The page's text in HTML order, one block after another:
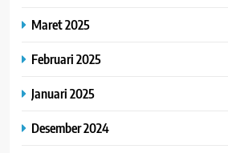
Maret 2025
Februari 2025
Januari 2025
Desember 2024